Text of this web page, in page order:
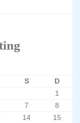
S D
1
7
8
14
15